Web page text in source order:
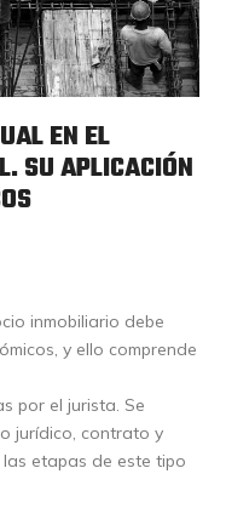
EN EL
SU APLICACIÓN
inmobiliario debe
y ello comprende
por el jurista. Se
jurídico, contrato y
las etapas de este tipo